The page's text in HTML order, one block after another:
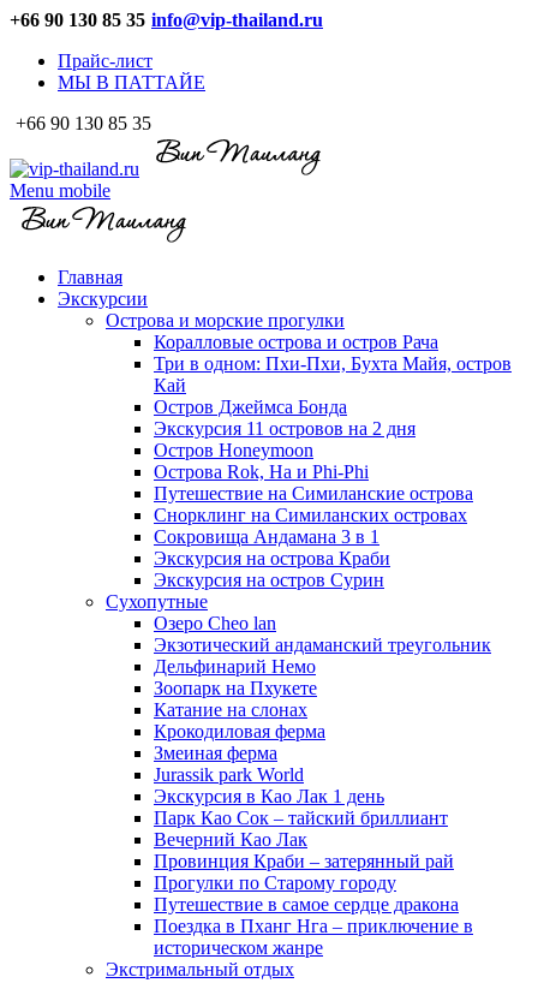
+66 90 130 85 35 info@vip-thailand.ru
Прайс-лист
МЫ В ПАТТАЙЕ
+66 90 130 85 35
Menu mobile
Главная
Экскурсии
Острова и морские прогулки
Коралловые острова и остров Рача
Три в одном: Пхи-Пхи, Бухта Майя, остров
Кай
Остров Джеймса Бонда
Экскурсия 11 островов на 2 дня
Остров Honeymoon
Острова Rok, Ha и Phi-Phi
Путешествие на Симиланские острова
Снорклинг на Симиланских островах
Сокровища Андамана 3 в 1
Экскурсия на острова Краби
Экскурсия на остров Сурин
Сухопутные
Озеро Cheo lan
Экзотический андаманский треугольник
Дельфинарий Немо
Зоопарк на Пхукете
Катание на слонах
Крокодиловая ферма
Змеиная ферма
Jurassik park World
Экскурсия в Као Лак 1 день
Парк Као Сок – тайский бриллиант
Вечерний Као Лак
Провинция Краби – затерянный рай
Прогулки по Старому городу
Путешествие в самое сердце дракона
Поездка в Пханг Нга – приключение в
историческом жанре
Экстримальный отдых